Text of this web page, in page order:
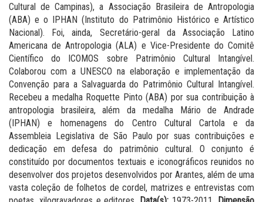
Cultural de Campinas), a Associação Brasileira de Antropologia
(ABA) e o IPHAN (Instituto do Patrimônio Histórico e Artístico
Nacional). Foi, ainda, Secretário-geral da Associação Latino
Americana de Antropologia (ALA) e Vice-Presidente do Comitê
Científico do ICOMOS sobre Patrimônio Cultural Intangível.
Colaborou com a UNESCO na elaboração e implementação da
Convenção para a Salvaguarda do Patrimônio Cultural Intangível.
Recebeu a medalha Roquette Pinto (ABA) por sua contribuição à
antropologia brasileira, além da medalha Mário de Andrade
(IPHAN) e homenagens do Centro Cultural Cartola e da
Assembleia Legislativa de São Paulo por suas contribuições e
dedicação em defesa do patrimônio cultural. O conjunto é
constituído por documentos textuais e iconográficos reunidos no
desenvolver dos projetos desenvolvidos por Arantes, além de uma
vasta coleção de folhetos de cordel, matrizes e entrevistas com